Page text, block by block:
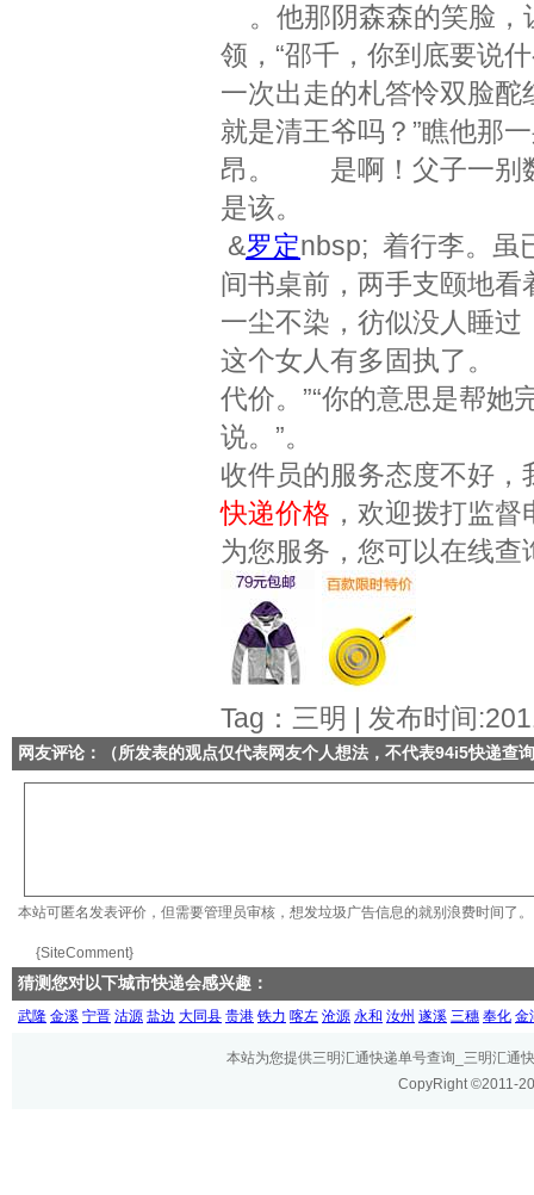
。他那阴森森的笑脸，
领，“邵千，你到底要说
一次出走的札答怜双脸酡
就是清王爷吗？”瞧他那
昂。 是啊！父子一别数
是该。
&罗定nbsp; 着行李。虽
间书桌前，两手支颐地
一尘不染，彷似没人睡
这个女人有多固执了。
代价。”“你的意思是帮她
说。”。
收件员的服务态度不好
快递价格 ，欢迎拨打监
为您服务，您可以在线
Tag：三明 | 发布时间
网友评论：（所发表的观点仅代表网友个人想法，不代表94i5快递查
本站可匿名发表评价，但需要管理员审核，想发垃圾广告信息的就别浪费时间了。
{SiteComment}
猜测您对以下城市快递会感兴趣：
武隆 金溪 宁晋 沽源 盐边 大同县 贵港 铁力 喀左 沧源 永和 汝州 遂溪 三穗 奉化 金
本站为您提供三明汇通快递单号查询_三明汇通
CopyRight ©2011-